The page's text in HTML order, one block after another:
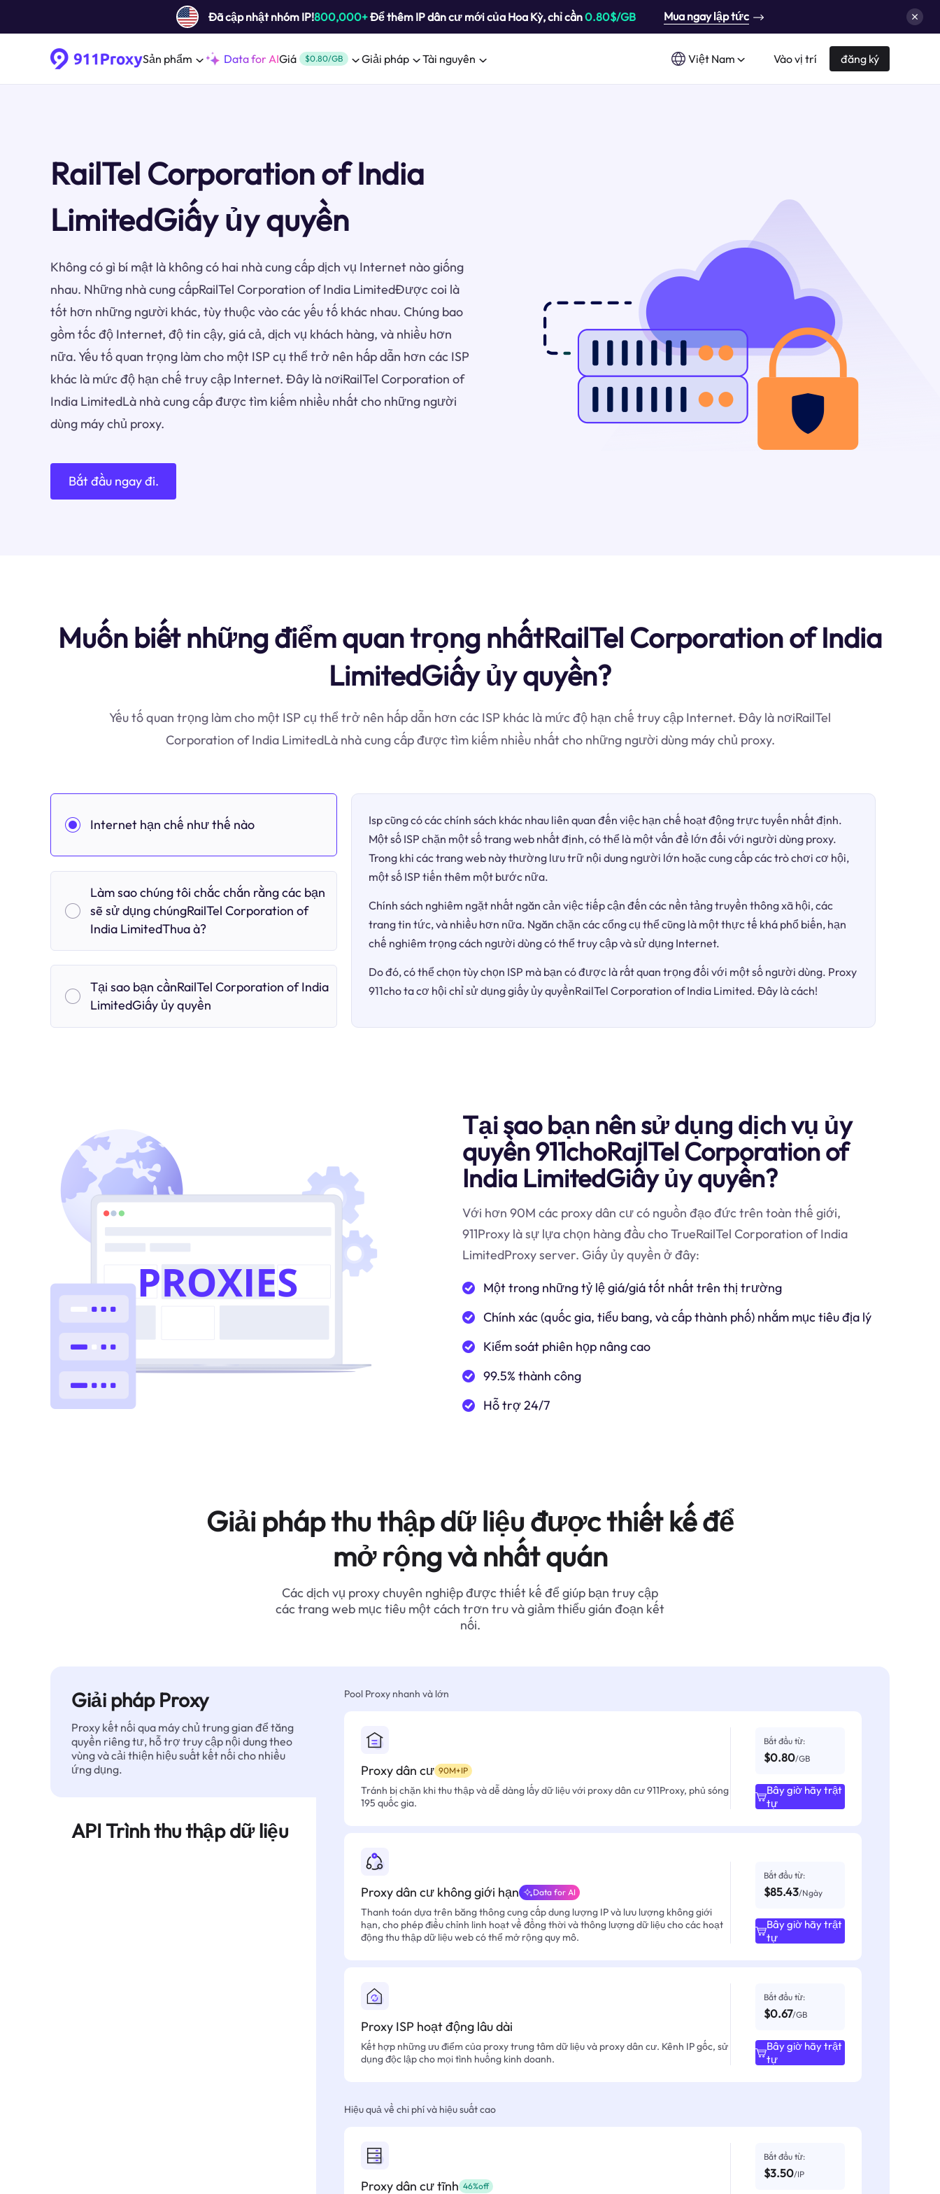
Đã cập nhật nhóm IP!800,000+Để thêm IP dân cư mới của Hoa Kỳ, chỉ cần0.80$/GB Mua ngay lập tức
Sản phẩm Data for AIGiá $0.80/GB Giải pháp Tài nguyên Việt Nam Vào vị trí đăng ký
RailTel Corporation of India
LimitedGiấy ủy quyền
Không có gì bí mật là không có hai nhà cung cấp dịch vụ Internet nào giống
nhau. Những nhà cung cấpRailTel Corporation of India LimitedĐược coi là
tốt hơn những người khác, tùy thuộc vào các yếu tố khác nhau. Chúng bao
gồm tốc độ Internet, độ tin cậy, giá cả, dịch vụ khách hàng, và nhiều hơn
nữa. Yếu tố quan trọng làm cho một ISP cụ thể trở nên hấp dẫn hơn các ISP
khác là mức độ hạn chế truy cập Internet. Đây là nơiRailTel Corporation of
India LimitedLà nhà cung cấp được tìm kiếm nhiều nhất cho những người
dùng máy chủ proxy.
Bắt đầu ngay đi.
Muốn biết những điểm quan trọng nhấtRailTel Corporation of India
LimitedGiấy ủy quyền?
Yếu tố quan trọng làm cho một ISP cụ thể trở nên hấp dẫn hơn các ISP khác là mức độ hạn chế truy cập Internet. Đây là nơiRailTel
Corporation of India LimitedLà nhà cung cấp được tìm kiếm nhiều nhất cho những người dùng máy chủ proxy.
Internet hạn chế như thế nào
Làm sao chúng tôi chắc chắn rằng các bạn
sẽ sử dụng chúngRailTel Corporation of
India LimitedThua à?
Tại sao bạn cầnRailTel Corporation of India
LimitedGiấy ủy quyền
Isp cũng có các chính sách khác nhau liên quan đến việc hạn chế hoạt động trực tuyến nhất định.
Một số ISP chặn một số trang web nhất định, có thể là một vấn đề lớn đối với người dùng proxy.
Trong khi các trang web này thường lưu trữ nội dung người lớn hoặc cung cấp các trò chơi cơ hội,
một số ISP tiến thêm một bước nữa.
Chính sách nghiêm ngặt nhất ngăn cản việc tiếp cận đến các nền tảng truyền thông xã hội, các
trang tin tức, và nhiều hơn nữa. Ngăn chặn các cổng cụ thể cũng là một thực tế khá phổ biến, hạn
chế nghiêm trọng cách người dùng có thể truy cập và sử dụng Internet.
Do đó, có thể chọn tùy chọn ISP mà bạn có được là rất quan trọng đối với một số người dùng. Proxy
911cho ta cơ hội chỉ sử dụng giấy ủy quyềnRailTel Corporation of India Limited. Đây là cách!
Tại sao bạn nên sử dụng dịch vụ ủy
quyền 911choRailTel Corporation of
India LimitedGiấy ủy quyền?
Với hơn 90M các proxy dân cư có nguồn đạo đức trên toàn thế giới,
911Proxy là sự lựa chọn hàng đầu cho TrueRailTel Corporation of India
LimitedProxy server. Giấy ủy quyền ở đây:
Một trong những tỷ lệ giá/giá tốt nhất trên thị trường
Chính xác (quốc gia, tiểu bang, và cấp thành phố) nhắm mục tiêu địa lý
Kiểm soát phiên họp nâng cao
99.5% thành công
Hỗ trợ 24/7
Giải pháp thu thập dữ liệu được thiết kế để
mở rộng và nhất quán
Các dịch vụ proxy chuyên nghiệp được thiết kế để giúp bạn truy cập
các trang web mục tiêu một cách trơn tru và giảm thiểu gián đoạn kết
nối.
Giải pháp Proxy
Proxy kết nối qua máy chủ trung gian để tăng
quyền riêng tư, hỗ trợ truy cập nội dung theo
vùng và cải thiện hiệu suất kết nối cho nhiều
ứng dụng.
API Trình thu thập dữ liệu
Pool Proxy nhanh và lớn
Proxy dân cư 90M+IP
Tránh bị chặn khi thu thập và dễ dàng lấy dữ liệu với proxy dân cư 911Proxy, phủ sóng
195 quốc gia.
Bắt đầu từ:
$0.80/GB
Bây giờ hãy trật
tự
Proxy dân cư không giới hạn Data for AI
Thanh toán dựa trên băng thông cung cấp dung lượng IP và lưu lượng không giới
hạn, cho phép điều chỉnh linh hoạt về đồng thời và thông lượng dữ liệu cho các hoạt
động thu thập dữ liệu web có thể mở rộng quy mô.
Bắt đầu từ:
$85.43/Ngày
Bây giờ hãy trật
tự
Proxy ISP hoạt động lâu dài
Kết hợp những ưu điểm của proxy trung tâm dữ liệu và proxy dân cư. Kênh IP gốc, sử
dụng độc lập cho mọi tình huống kinh doanh.
Bắt đầu từ:
$0.67/GB
Bây giờ hãy trật
tự
Hiệu quả về chi phí và hiệu suất cao
Proxy dân cư tĩnh 46%off
Bắt đầu từ:
$3.50/IP